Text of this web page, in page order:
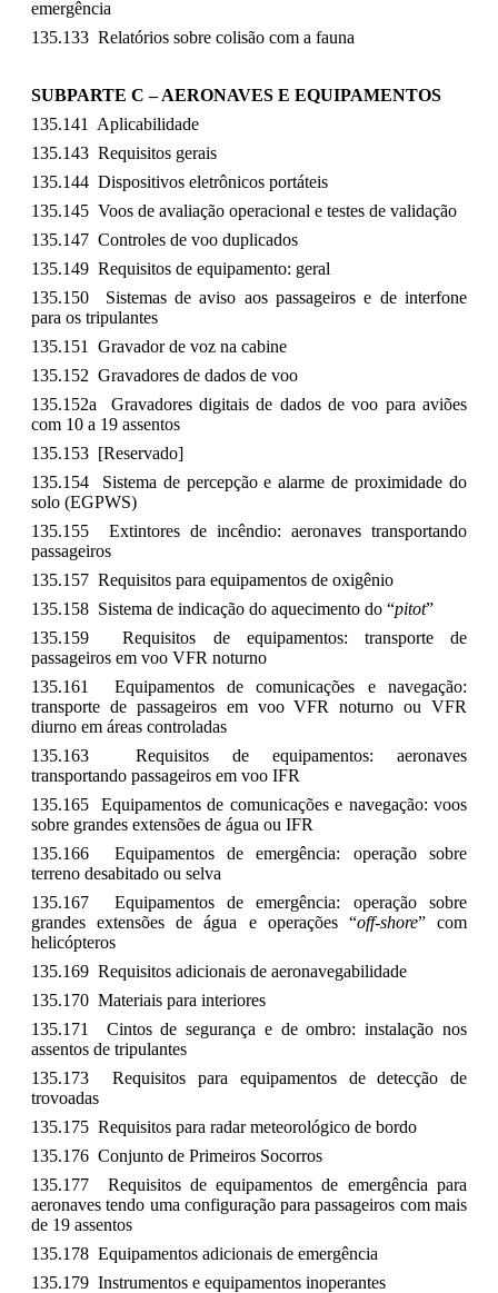
emergência
135.133 Relatórios sobre colisão com a fauna
SUBPARTE C – AERONAVES E EQUIPAMENTOS
135.141 Aplicabilidade
135.143 Requisitos gerais
135.144 Dispositivos eletrônicos portáteis
135.145 Voos de avaliação operacional e testes de validação
135.147 Controles de voo duplicados
135.149 Requisitos de equipamento: geral
135.150 Sistemas de aviso aos passageiros e de interfone
para os tripulantes
135.151 Gravador de voz na cabine
135.152 Gravadores de dados de voo
135.152a Gravadores digitais de dados de voo para aviões
com 10 a 19 assentos
135.153 [Reservado]
135.154 Sistema de percepção e alarme de proximidade do
solo (EGPWS)
135.155 Extintores de incêndio: aeronaves transportando
passageiros
135.157 Requisitos para equipamentos de oxigênio
135.158 Sistema de indicação do aquecimento do “pitot”
135.159 Requisitos de equipamentos: transporte de
passageiros em voo VFR noturno
135.161 Equipamentos de comunicações e navegação:
transporte de passageiros em voo VFR noturno ou VFR
diurno em áreas controladas
135.163 Requisitos de equipamentos: aeronaves
transportando passageiros em voo IFR
135.165 Equipamentos de comunicações e navegação: voos
sobre grandes extensões de água ou IFR
135.166 Equipamentos de emergência: operação sobre
terreno desabitado ou selva
135.167 Equipamentos de emergência: operação sobre
grandes extensões de água e operações “off-shore” com
helicópteros
135.169 Requisitos adicionais de aeronavegabilidade
135.170 Materiais para interiores
135.171 Cintos de segurança e de ombro: instalação nos
assentos de tripulantes
135.173 Requisitos para equipamentos de detecção de
trovoadas
135.175 Requisitos para radar meteorológico de bordo
135.176 Conjunto de Primeiros Socorros
135.177 Requisitos de equipamentos de emergência para
aeronaves tendo uma configuração para passageiros com mais
de 19 assentos
135.178 Equipamentos adicionais de emergência
135.179 Instrumentos e equipamentos inoperantes